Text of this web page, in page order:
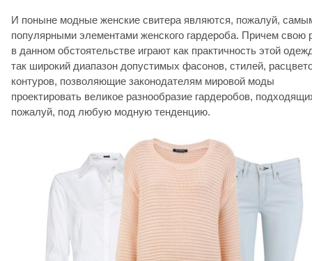
И поныне модные женские свитера являются, пожалуй,
популярными элементами женского гардероба. Причем свою
в данном обстоятельстве играют как практичность этой
так широкий диапазон допустимых фасонов, стилей,
контуров, позволяющие законодателям мировой моды
проектировать великое разнообразие гардеробов,
пожалуй, под любую модную тенденцию.